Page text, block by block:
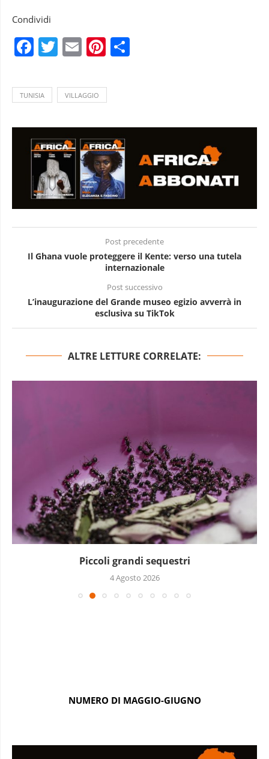
Condividi
Facebook
Twitter
EmailPinterest
TUNISIA VILLAGGIO
Post precedente
Il Ghana vuole proteggere il Kente: verso una tutela
internazionale
Post successivo
L’inaugurazione del Grande museo egizio avverrà in
esclusiva su TikTok
ALTRE LETTURE CORRELATE:
Piccoli grandi sequestri
4 Agosto 2026
NUMERO DI MAGGIO-GIUGNO